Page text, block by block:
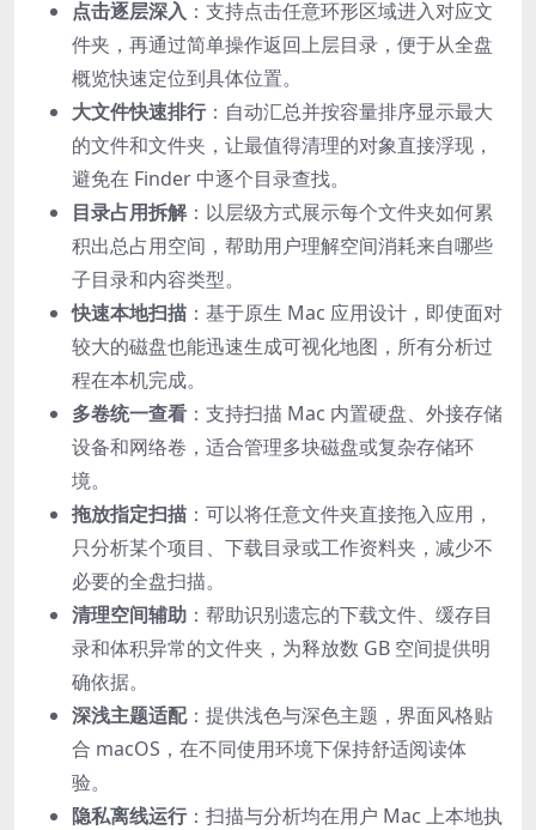
点击逐层深入 ：支持点击任意环形区域进入对应文
件夹，再通过简单操作返回上层目录，便于从全盘
概览快速定位到具体位置。
大文件快速排行：自动汇总并按容量排序显示最大
的文件和文件夹，让最值得清理的对象直接浮现，
避免在 Finder 中逐个目录查找。
目录占用拆解：以层级方式展示每个文件夹如何累
积出总占用空间，帮助用户理解空间消耗来自哪些
子目录和内容类型。
快速本地扫描 ：基于原生 Mac 应用设计，即使面对
较大的磁盘也能迅速生成可视化地图，所有分析过
程在本机完成。
多卷统一查看 ：支持扫描 Mac 内置硬盘、外接存储
设备和网络卷，适合管理多块磁盘或复杂存储环
境。
拖放指定扫描 ：可以将任意文件夹直接拖入应用，
只分析某个项目、下载目录或工作资料夹，减少不
必要的全盘扫描。
清理空间辅助 ：帮助识别遗忘的下载文件、缓存目
录和体积异常的文件夹，为释放数 GB 空间提供明
确依据。
深浅主题适配：提供浅色与深色主题，界面风格贴
合 macOS，在不同使用环境下保持舒适阅读体
验。
隐私离线运行：扫描与分析均在用户 Mac 上本地执